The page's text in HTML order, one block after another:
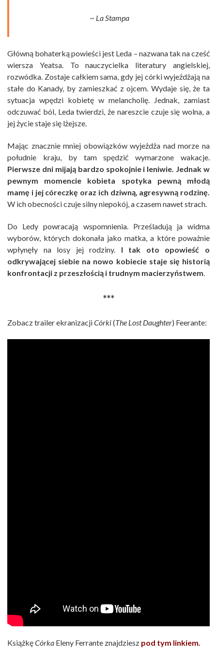
~ La Stampa
Główną bohaterką powieści jest Leda – nazwana tak na cześć
wiersza Yeatsa. To nauczycielka literatury angielskiej,
rozwódka. Zostaje całkiem sama, gdy jej córki wyjeżdżają na
stałe do Kanady, by zamieszkać z ojcem. Wydaje się, że ta
sytuacja wpędzi kobietę w melancholię. Jednak, zamiast
odczuwać ból, Leda twierdzi, że nareszcie czuje się wolna, a
jej życie staje się lżejsze.
Mając znacznie mniej obowiązków wyjeżdża nad morze na
południe kraju, by tam spędzić wymarzone wakacje.
Pierwsze dni mijają bardzo spokojnie i leniwie. Jednak w
pewnym momencie kobieta spotyka pewną młodą
mamę i jej córeczkę oraz ich dziwną, agresywną rodzinę.
W ich obecności czuje silny niepokój, a czasem nawet strach.
Do Ledy powracają wspomnienia. Prześladują ja widma
wyborów, których dokonała jako matka, a które poważnie
wpłynęły na losy jej rodziny. I tak oto opowieść o
odkrywającej siebie na nowo kobiecie staje się historią
konfrontacji z przeszłością i trudnym macierzyństwem.
***
Zobacz trailer ekranizacjiCórki(The Lost Daughter) Feerante:
KsiążkęCórka Eleny Ferrante znajdziesz pod tym linkiem.